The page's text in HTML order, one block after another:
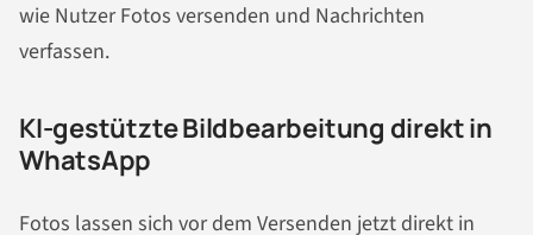
wie Nutzer Fotos versenden und Nachrichten
verfassen.
KI-gestützte Bildbearbeitung direkt in
WhatsApp
Fotos lassen sich vor dem Versenden jetzt direkt in